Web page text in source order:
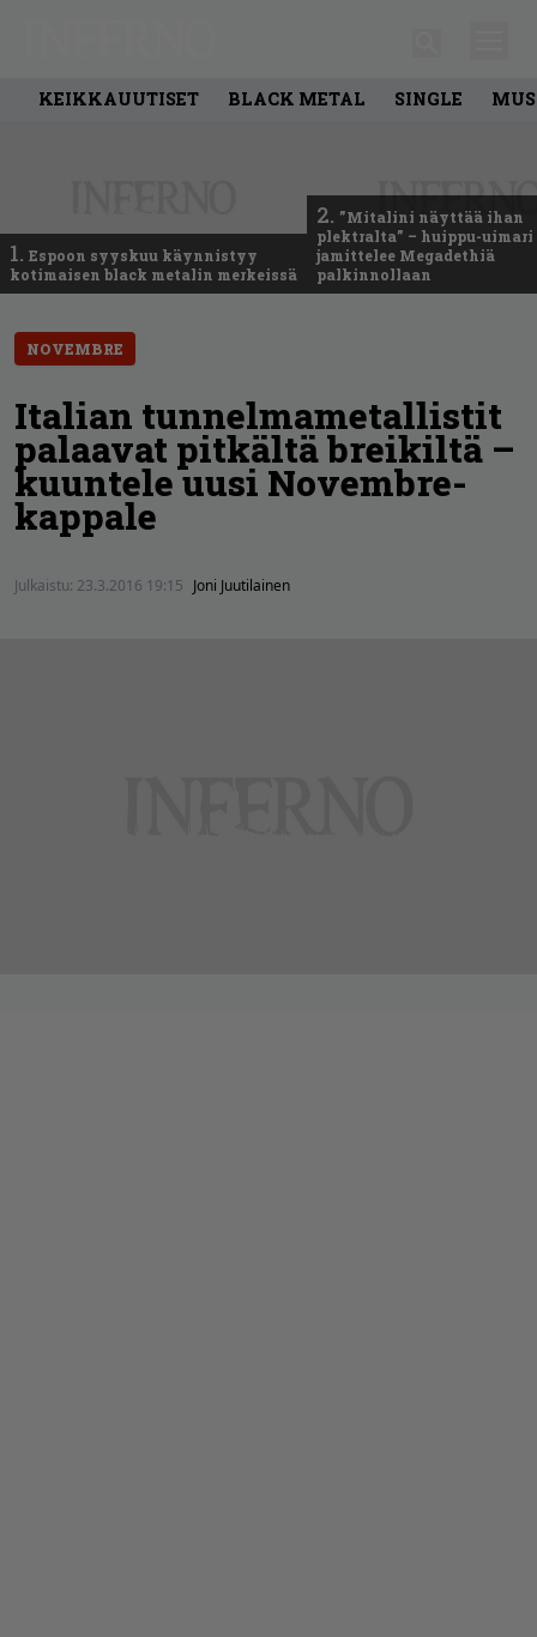
KEIKKAUUTISET BLACK METAL SINGLE
1. Espoon syyskuu käynnistyy
kotimaisen black metalin merkeissä
2. ”Mitalini näyttää ihan
plektralta” – huippu-uimari
jamittelee Megadethiä
palkinnollaan
NOVEMBRE
Italian tunnelmametallistit
palaavat pitkältä breikiltä –
kuuntele uusi Novembre-
kappale
Julkaistu: 23.3.2016 19:15 Joni Juutilainen